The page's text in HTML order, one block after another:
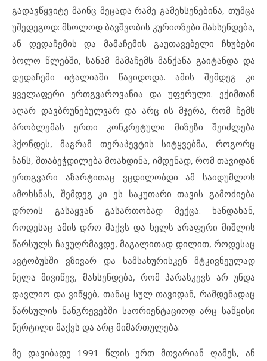
გადავწყვიტე მაინც მეცადა რამე გამეხსენებინა, თუმცა
უშედეგოდ: მხოლოდ ბავშვობის კურიოზები მახსენდება,
ან დედაჩემის და მამაჩემის გაუთავებელი ჩხუბები
ბოლო წლებში, სანამ მამაჩემს მანქანა გაიტანდა და
დედაჩემი იტალიაში წავიდოდა. ამის შემდეგ კი
ყველაფერი ერთგვაროვანია და უფერული. ექიმთან
აღარ დავბრუნებულვარ და არც ის მჯერა, რომ ჩემს
პრობლემას ერთი კონკრეტული მიზეზი შეიძლება
ჰქონდეს, მაგრამ თერაპევტის სიტყვებმა, როგორც
ჩანს, შთაბეჭდილება მოახდინა, იმდენად, რომ თავიდან
ერთგვარი აზარტითაც ვცდილობდი ამ საიდუმლოს
ამოხსნას, შემდეგ კი ეს საკუთარი თავის გამოძიება
დროის გასაყვან გასართობად მექცა. ხანდახან,
როდესაც ამის დრო მაქვს და ხელს არაფერი მიშლის
წარსულს ჩავუღრმავდე, მაგალითად დილით, როდესაც
ავტობუსში ვზივარ და სამსახურისკენ მტკივნეულად
ნელა მივიწევ, მახსენდება, რომ პარასკევს არ უნდა
დავლიო და ვიწყებ, თანაც სულ თავიდან, რამდენადაც
წარსულის ნანგრევებში საორიენტაციოდ არც საწყისი
წერტილი მაქვს და არც მიმართულება:
მე დავიბადე 1991 წლის ერთ მთვარიან ღამეს, ან